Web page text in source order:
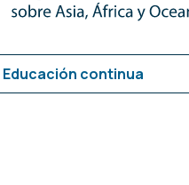
Educación continua